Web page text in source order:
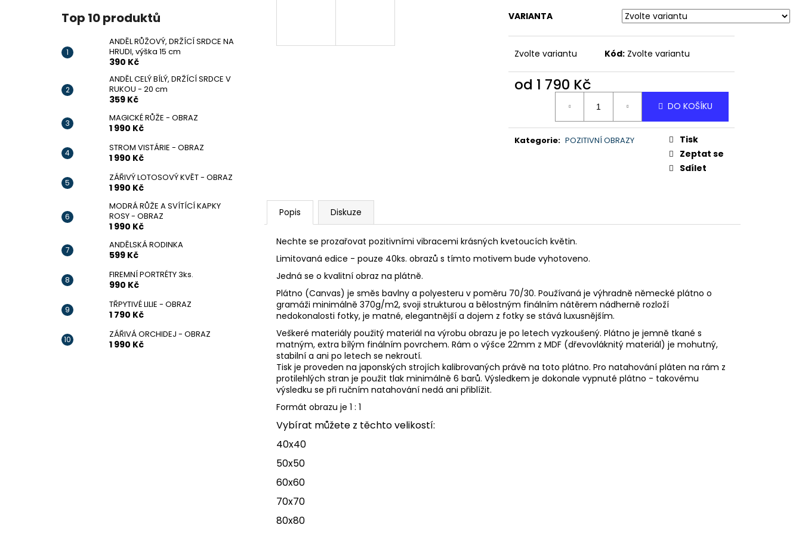
Top 10 produktů
ANDĚL RŮŽOVÝ, DRŽÍCÍ SRDCE NA
HRUDI, výška 15 cm
390 Kč
ANDĚL CELÝ BÍLÝ, DRŽÍCÍ SRDCE V
RUKOU - 20 cm
359 Kč
MAGICKÉ RŮŽE - OBRAZ
1 990 Kč
STROM VISTÁRIE - OBRAZ
1 990 Kč
ZÁŘIVÝ LOTOSOVÝ KVĚT - OBRAZ
1 990 Kč
MODRÁ RŮŽE A SVÍTÍCÍ KAPKY
ROSY - OBRAZ
1 990 Kč
ANDĚLSKÁ RODINKA
599 Kč
FIREMNÍ PORTRÉTY 3ks.
990 Kč
TŘPYTIVÉ LILIE - OBRAZ
1 790 Kč
ZÁŘIVÁ ORCHIDEJ - OBRAZ
1 990 Kč
VARIANTA
Zvolte variantu Kód: Zvolte variantu
od 1 790 Kč
DO KOŠÍKU
Kategorie: POZITIVNÍ OBRAZY
Tisk
Zeptat se
Sdílet
M
Popis Diskuze
Nechte se prozařovat pozitivními vibracemi krásných kvetoucích květin.
Limitovaná edice - pouze 40ks. obrazů s tímto motivem bude vyhotoveno.
Jedná se o kvalitní obraz na plátně.
Plátno (Canvas) je směs bavlny a polyesteru v poměru 70/30. Používaná je výhradně německé plátno o
gramáži minimálně 370g/m2, svoji strukturou a bělostným finálním nátěrem nádherně rozloží
nedokonalosti fotky, je matné, elegantnější a dojem z fotky se stává luxusnějším.
Veškeré materiály použitý materiál na výrobu obrazu je po letech vyzkoušený. Plátno je jemně tkané s
matným, extra bílým finálním povrchem. Rám o výšce 22mm z MDF (dřevovláknitý materiál) je mohutný,
stabilní a ani po letech se nekroutí.
Tisk je proveden na japonských strojích kalibrovaných právě na toto plátno. Pro natahování pláten na rám z
protilehlých stran je použit tlak minimálně 6 barů. Výsledkem je dokonale vypnuté plátno - takovému
výsledku se při ručním natahování nedá ani přiblížit.
Formát obrazu je 1 : 1
Vybírat můžete z těchto velikostí:
40x40
50x50
60x60
70x70
80x80
HRUDI, VÝŠKA 15 CM
390 Kč